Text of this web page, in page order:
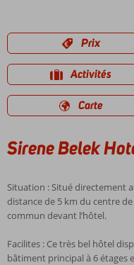
Prix
Activités
Carte
Sirene Belek
Situation : Situé directement
distance de 5 km du centre
commun devant l’hôtel.
Facilites : Ce très bel hôtel
bâtiment principal à 6 étages